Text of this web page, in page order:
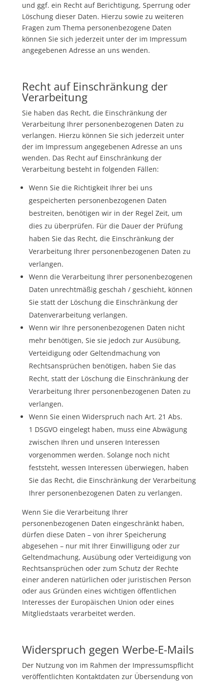
und ggf. ein Recht auf Berichtigung, Sperrung oder
Löschung dieser Daten. Hierzu sowie zu weiteren
Fragen zum Thema personenbezogene Daten
können Sie sich jederzeit unter der im Impressum
angegebenen Adresse an uns wenden.
Recht auf Einschränkung der
Verarbeitung
Sie haben das Recht, die Einschränkung der
Verarbeitung Ihrer personenbezogenen Daten zu
verlangen. Hierzu können Sie sich jederzeit unter
der im Impressum angegebenen Adresse an uns
wenden. Das Recht auf Einschränkung der
Verarbeitung besteht in folgenden Fällen:
Wenn Sie die Richtigkeit Ihrer bei uns
gespeicherten personenbezogenen Daten
bestreiten, benötigen wir in der Regel Zeit, um
dies zu überprüfen. Für die Dauer der Prüfung
haben Sie das Recht, die Einschränkung der
Verarbeitung Ihrer personenbezogenen Daten zu
verlangen.
Wenn die Verarbeitung Ihrer personenbezogenen
Daten unrechtmäßig geschah / geschieht, können
Sie statt der Löschung die Einschränkung der
Datenverarbeitung verlangen.
Wenn wir Ihre personenbezogenen Daten nicht
mehr benötigen, Sie sie jedoch zur Ausübung,
Verteidigung oder Geltendmachung von
Rechtsansprüchen benötigen, haben Sie das
Recht, statt der Löschung die Einschränkung der
Verarbeitung Ihrer personenbezogenen Daten zu
verlangen.
Wenn Sie einen Widerspruch nach Art. 21 Abs.
1 DSGVO eingelegt haben, muss eine Abwägung
zwischen Ihren und unseren Interessen
vorgenommen werden. Solange noch nicht
feststeht, wessen Interessen überwiegen, haben
Sie das Recht, die Einschränkung der Verarbeitung
Ihrer personenbezogenen Daten zu verlangen.
Wenn Sie die Verarbeitung Ihrer
personenbezogenen Daten eingeschränkt haben,
dürfen diese Daten – von ihrer Speicherung
abgesehen – nur mit Ihrer Einwilligung oder zur
Geltendmachung, Ausübung oder Verteidigung von
Rechtsansprüchen oder zum Schutz der Rechte
einer anderen natürlichen oder juristischen Person
oder aus Gründen eines wichtigen öffentlichen
Interesses der Europäischen Union oder eines
Mitgliedstaats verarbeitet werden.
Widerspruch gegen Werbe-E-Mails
Der Nutzung von im Rahmen der Impressumspflicht
veröffentlichten Kontaktdaten zur Übersendung von